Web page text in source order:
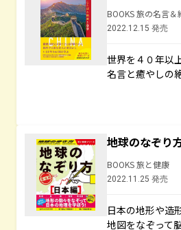
BOOKS 旅の名言＆
2022.12.15 発売
世界を４０年以
名言と癒やしの
地球のなぞ
BOOKS 旅と健康
2022.11.25 発売
日本の地形や造
地図をなぞって